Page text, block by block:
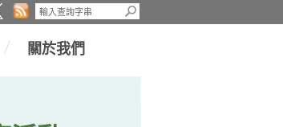
關於我們